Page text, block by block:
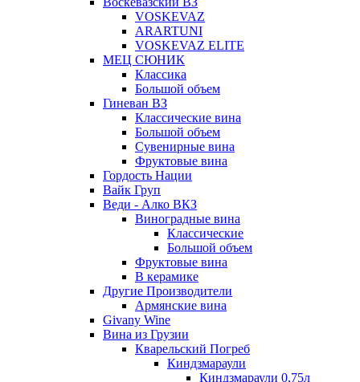
VOSKEVAZ
ARARTUNI
VOSKEVAZ ELITE
МЕЦ СЮНИК
Классика
Большой объем
Гиневан ВЗ
Классические вина
Большой объем
Сувенирные вина
Фруктовые вина
Гордость Нации
Вайк Груп
Веди - Алко ВКЗ
Виноградные вина
Классические
Большой объем
Фруктовые вина
В керамике
Другие Производители
Армянские вина
Givany Wine
Вина из Грузии
Кварельский Погреб
Киндзмараули
Киндзмараули 0,75л